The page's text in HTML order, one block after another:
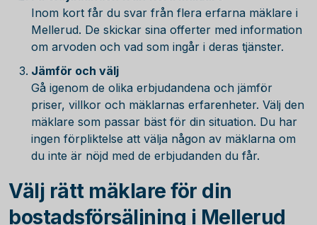
Inom kort får du svar från flera erfarna mäklare i
Mellerud. De skickar sina offerter med information
om arvoden och vad som ingår i deras tjänster.
Jämför och välj
Gå igenom de olika erbjudandena och jämför
priser, villkor och mäklarnas erfarenheter. Välj den
mäklare som passar bäst för din situation. Du har
ingen förpliktelse att välja någon av mäklarna om
du inte är nöjd med de erbjudanden du får.
Välj rätt mäklare för din
bostadsförsäljning i Mellerud